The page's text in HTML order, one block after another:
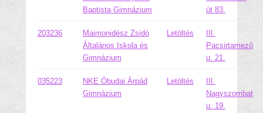
Baptista Gimnázium
út 83.
203236
Maimonidész Zsidó
Általános Iskola és
Gimnázium
Letöltés
III.
Pacsirtamező
u. 21.
035223
NKE Óbudai Árpád
Gimnázium
Letöltés
III.
Nagyszombat
u. 19.